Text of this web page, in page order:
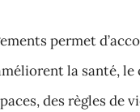
permet
la santé,
des règles de